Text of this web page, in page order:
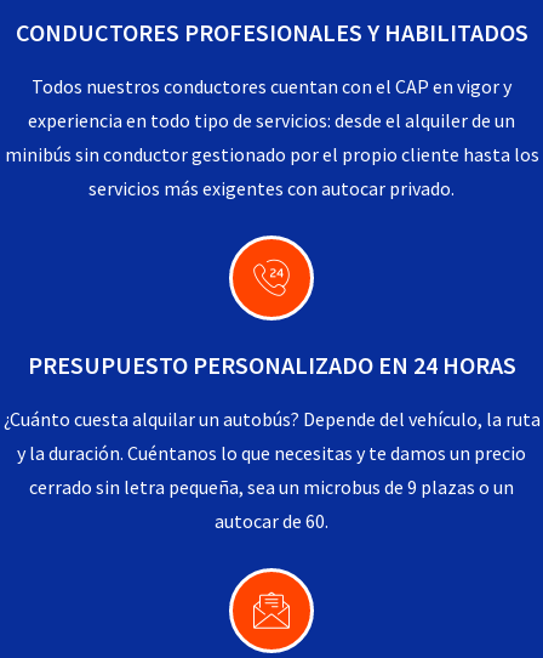
CONDUCTORES PROFESIONALES Y HABILITADOS
Todos nuestros conductores cuentan con el CAP en vigor y
experiencia en todo tipo de servicios: desde el alquiler de un
minibús sin conductor gestionado por el propio cliente hasta los
servicios más exigentes con autocar privado.
PRESUPUESTO PERSONALIZADO EN 24 HORAS
¿Cuánto cuesta alquilar un autobús? Depende del vehículo, la ruta
y la duración. Cuéntanos lo que necesitas y te damos un precio
cerrado sin letra pequeña, sea un microbus de 9 plazas o un
autocar de 60.